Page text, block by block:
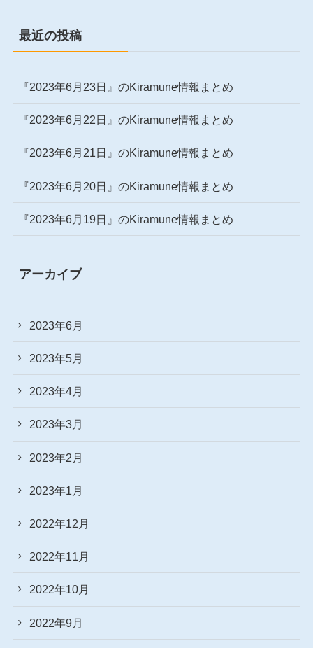
最近の投稿
『2023年6月23日』のKiramune情報まとめ
『2023年6月22日』のKiramune情報まとめ
『2023年6月21日』のKiramune情報まとめ
『2023年6月20日』のKiramune情報まとめ
『2023年6月19日』のKiramune情報まとめ
アーカイブ
2023年6月
2023年5月
2023年4月
2023年3月
2023年2月
2023年1月
2022年12月
2022年11月
2022年10月
2022年9月